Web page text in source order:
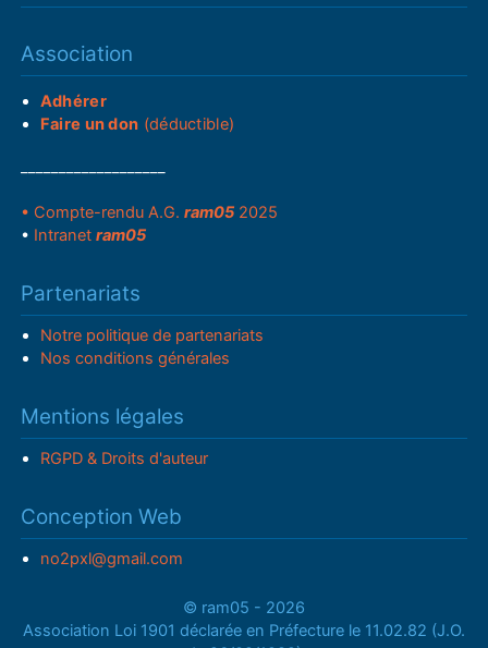
Association
Adhérer
Faire un don (déductible)
• Compte-rendu A.G.ram05 2025
• Intranetram05
Partenariats
Notre politique de partenariats
Nos conditions générales
Mentions légales
RGPD & Droits d'auteur
Conception Web
no2pxl@gmail.com
© ram05 - 2026
Association Loi 1901 déclarée en Préfecture le 11.02.82 (J.O.